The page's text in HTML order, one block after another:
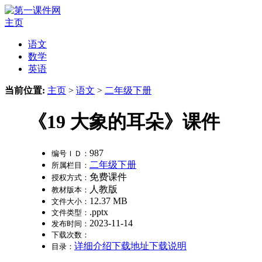
主页
语文
数学
英语
当前位置: 主页 > 语文 > 二年级下册
《19 大象的耳朵》课件
编号ＩＤ： 987
所属栏目： 二年级下册
授权方式： 免费课件
教材版本： 人教版
文件大小： 12.37 MB
文件类型： .pptx
发布时间： 2023-11-14
下载次数：
目录： 详细介绍下载地址下载说明